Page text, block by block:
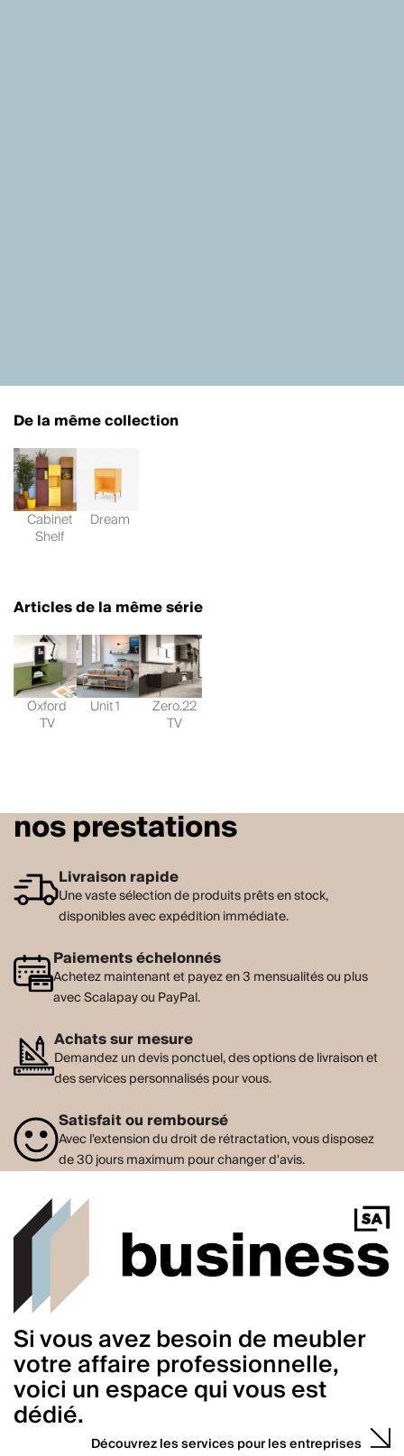
De la même collection
Cabinet
Shelf
Dream
Articles de la même série
Oxford
TV
Unit 1 Zero.22
TV
nos prestations
Livraison rapide
Une vaste sélection de produits prêts en stock,
disponibles avec expédition immédiate.
Paiements échelonnés
Achetez maintenant et payez en 3 mensualités ou plus
avec Scalapay ou PayPal.
Achats sur mesure
Demandez un devis ponctuel, des options de livraison et
des services personnalisés pour vous.
Satisfait ou remboursé
Avec l'extension du droit de rétractation, vous disposez
de 30 jours maximum pour changer d'avis.
Si vous avez besoin de meubler
votre affaire professionnelle,
voici un espace qui vous est
dédié.
Découvrez les services pour les entreprises